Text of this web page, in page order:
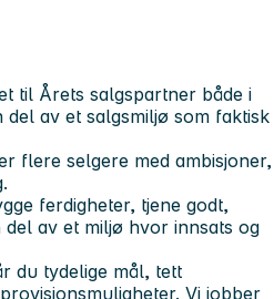
til Årets salgspartner både i
del av et salgsmiljø som faktisk
flere selgere med ambisjoner,
ferdigheter, tjene godt,
av et miljø hvor innsats og
du tydelige mål, tett
Vi jobber